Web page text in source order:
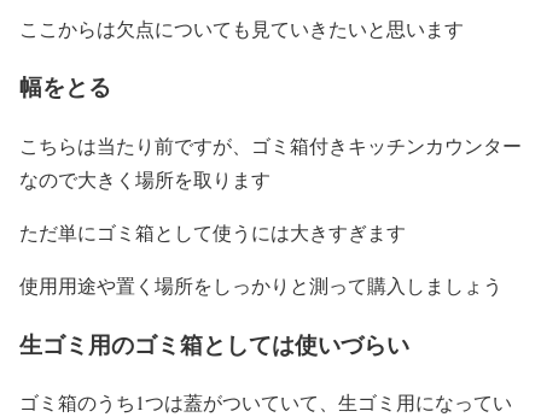
ここからは欠点についても見ていきたいと思います
幅をとる
こちらは当たり前ですが、ゴミ箱付きキッチンカウンター
なので大きく場所を取ります
ただ単にゴミ箱として使うには大きすぎます
使用用途や置く場所をしっかりと測って購入しましょう
生ゴミ用のゴミ箱としては使いづらい
ゴミ箱のうち1つは蓋がついていて、生ゴミ用になってい